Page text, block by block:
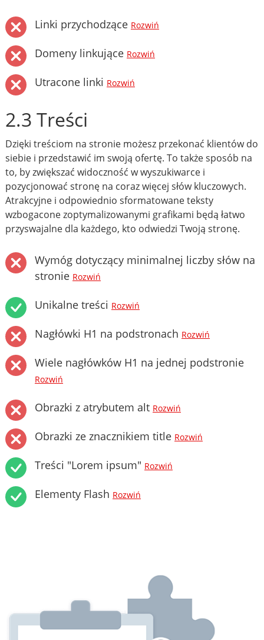
Linki przychodzące Rozwiń
Domeny linkujące Rozwiń
Utracone linki Rozwiń
2.3 Treści
Dzięki treściom na stronie możesz przekonać klientów do
siebie i przedstawić im swoją ofertę. To także sposób na
to, by zwiększać widoczność w wyszukiwarce i
pozycjonować stronę na coraz więcej słów kluczowych.
Atrakcyjne i odpowiednio sformatowane teksty
wzbogacone zoptymalizowanymi grafikami będą łatwo
przyswajalne dla każdego, kto odwiedzi Twoją stronę.
Wymóg dotyczący minimalnej liczby słów na
stronie Rozwiń
Unikalne treści Rozwiń
Nagłówki H1 na podstronach Rozwiń
Wiele nagłówków H1 na jednej podstronie
Rozwiń
Obrazki z atrybutem alt Rozwiń
Obrazki ze znacznikiem title Rozwiń
Treści "Lorem ipsum" Rozwiń
Elementy Flash Rozwiń